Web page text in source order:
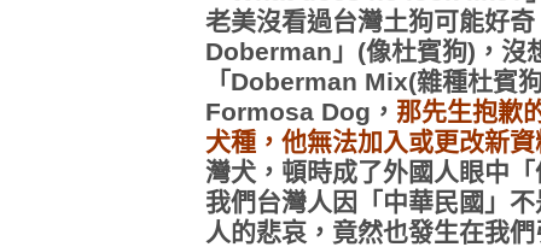
老美沒看過台灣土狗可能好
Doberman」(像杜賓狗)，沒
「Doberman Mix(雜種杜賓
Formosa Dog， 那先生抱歉
犬種，他無法加入或更改新資
灣犬，頓時成了外國人眼中
我們台灣人因「中華民國」
人的悲哀，竟然也發生在我